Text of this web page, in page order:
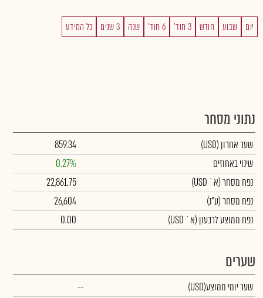
יום שבוע חודש 3 חוד' 6 חוד' שנה 3 שנים כל המידע
נתוני מסחר
שער אחרון (USD)
859.34
שינוי באחוזים
0.27%
נפח מסחר(א` USD)
22,861.75
נפח מסחר(ע"נ)
26,604
נפח ממוצע לרבעון (א` USD)
0.00
שערים
שער יומי ממוצע(USD)
--